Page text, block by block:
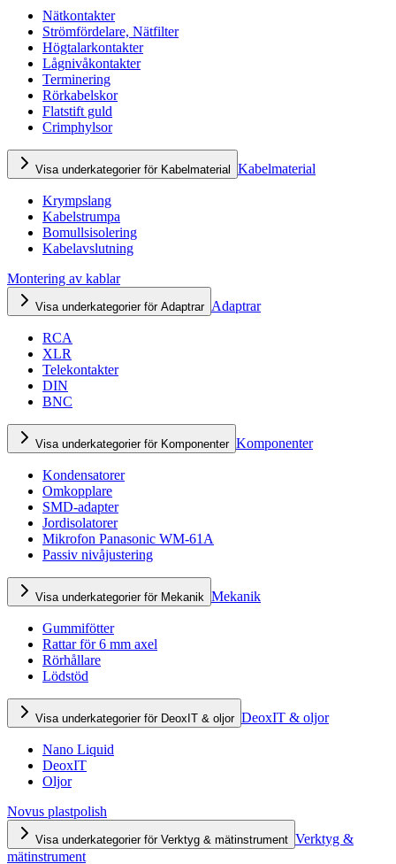
Nätkontakter
Strömfördelare, Nätfilter
Högtalarkontakter
Lågnivåkontakter
Terminering
Rörkabelskor
Flatstift guld
Crimphylsor
Visa underkategorier för Kabelmaterial Kabelmaterial
Krympslang
Kabelstrumpa
Bomullsisolering
Kabelavslutning
Montering av kablar
Visa underkategorier för Adaptrar Adaptrar
RCA
XLR
Telekontakter
DIN
BNC
Visa underkategorier för Komponenter Komponenter
Kondensatorer
Omkopplare
SMD-adapter
Jordisolatorer
Mikrofon Panasonic WM-61A
Passiv nivåjustering
Visa underkategorier för Mekanik Mekanik
Gummifötter
Rattar för 6 mm axel
Rörhållare
Lödstöd
Visa underkategorier för DeoxIT & oljor DeoxIT & oljor
Nano Liquid
DeoxIT
Oljor
Novus plastpolish
Visa underkategorier för Verktyg & mätinstrument Verktyg &
mätinstrument